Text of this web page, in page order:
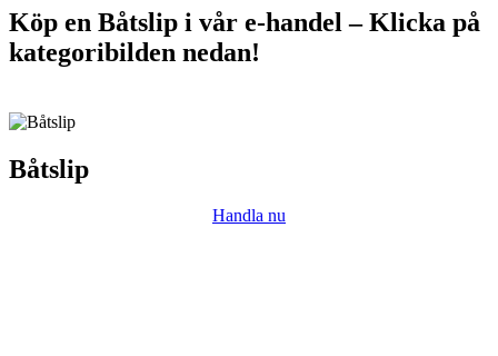
Köp en Båtslip i vår e-handel – Klicka på
kategoribilden nedan!
Båtslip
Handla nu